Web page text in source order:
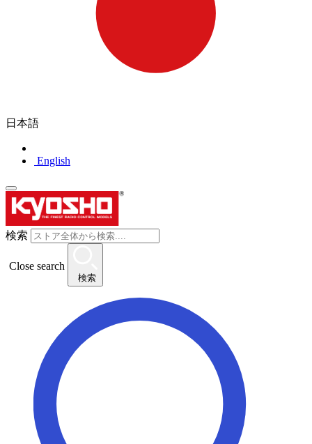
日本語
English
検索
Close search
検索